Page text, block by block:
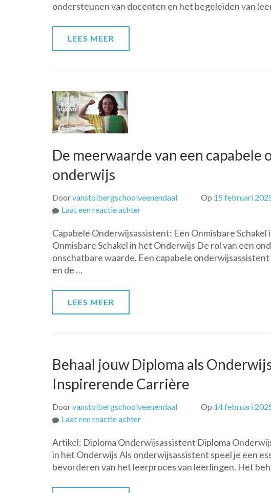
ondersteunen van docenten en het begeleiden van
LEES MEER
De meerwaarde van een
onderwijs
Doorvanstolbergschoolveenendaal Op 15 februari
Laat een reactie achterop
meerwaarde
van
een
Capabele Onderwijsassistent: Een Onmisbare
Onmisbare Schakel in het Onderwijs De rol van een
onschatbare waarde. Een capabele
en de …
LEES MEER
Behaal jouw Diploma als
Inspirerende Carrière
Doorvanstolbergschoolveenendaal Op 14 februari
Laat een reactie achterop
jouw
Diploma
als
Artikel: Diploma Onderwijsassistent Diploma
in het Onderwijs Als onderwijsassistent speel je een
bevorderen van het leerproces van leerlingen. Het